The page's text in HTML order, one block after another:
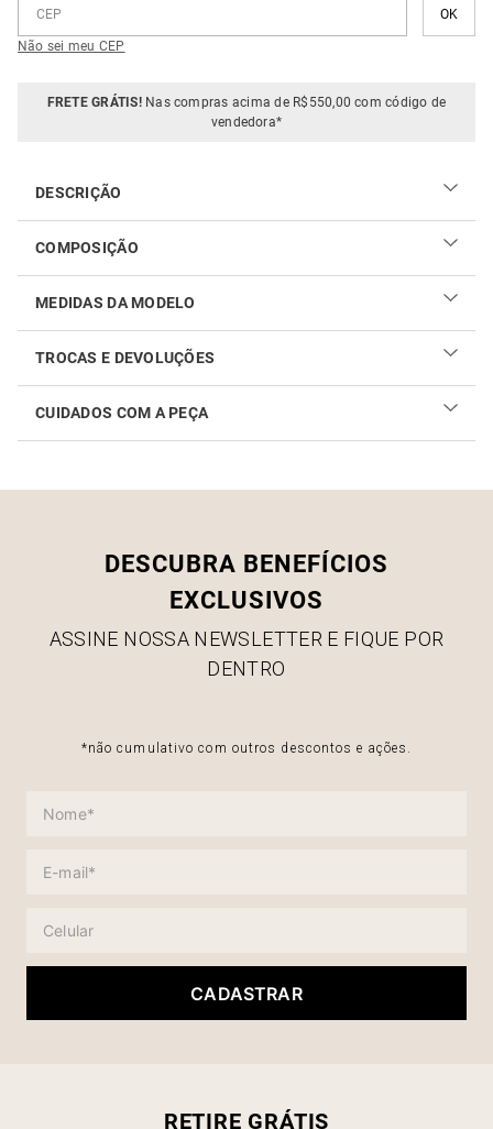
Não sei meu CEP
FRETE GRÁTIS!Nas compras acima de R$550,00 com código de
vendedora*
DESCRIÇÃO
COMPOSIÇÃO
MEDIDAS DA MODELO
TROCAS E DEVOLUÇÕES
Realizar sua troca ou devolução é fácil. Confira maiores
informações nolink
CUIDADOS COM A PEÇA
DESCUBRA BENEFÍCIOS
EXCLUSIVOS
ASSINE NOSSA NEWSLETTER E FIQUE POR
DENTRO
*não cumulativo com outros descontos e ações.
CADASTRAR
RETIRE GRÁTIS